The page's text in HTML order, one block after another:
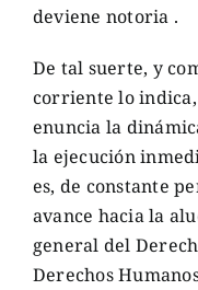
deviene notoria .
De tal suerte, y
corriente lo
enuncia la
la ejecución
es, de constante
avance hacia la
general del
Derechos